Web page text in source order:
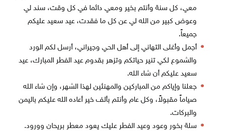
معي، كل سنة وأنتم بخير ومعي دائما في كل وقت، سند لي
وعوض كبير من الله لي عن كل ما فقدت، عيد سعيد عليكم
جميعاً.
أجمل وأغلى التهاني إلى أهل الحي وجيراني، أرسل لكم الورد
والشموع لكي تنير حياتكم وتزهر بقدوم عيد الفطر المبارك، عيد
سعيد عليكم أن شاء الله.
جعلنا وإياكم من المباركين والمهنئين لهذا الشهر، وإن شاء الله
صياماً مقبولاً، وكل عام وأنتم بألف خير أعاده الله عليكم باليمن
والبركات.
سلة بخور وعود وعيد الفطر عليك يعود معطر بريحان وورود.